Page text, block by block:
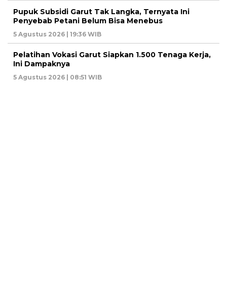
Pupuk Subsidi Garut Tak Langka, Ternyata Ini
Penyebab Petani Belum Bisa Menebus
5 Agustus 2026 | 19:36 WIB
Pelatihan Vokasi Garut Siapkan 1.500 Tenaga Kerja,
Ini Dampaknya
5 Agustus 2026 | 08:51 WIB